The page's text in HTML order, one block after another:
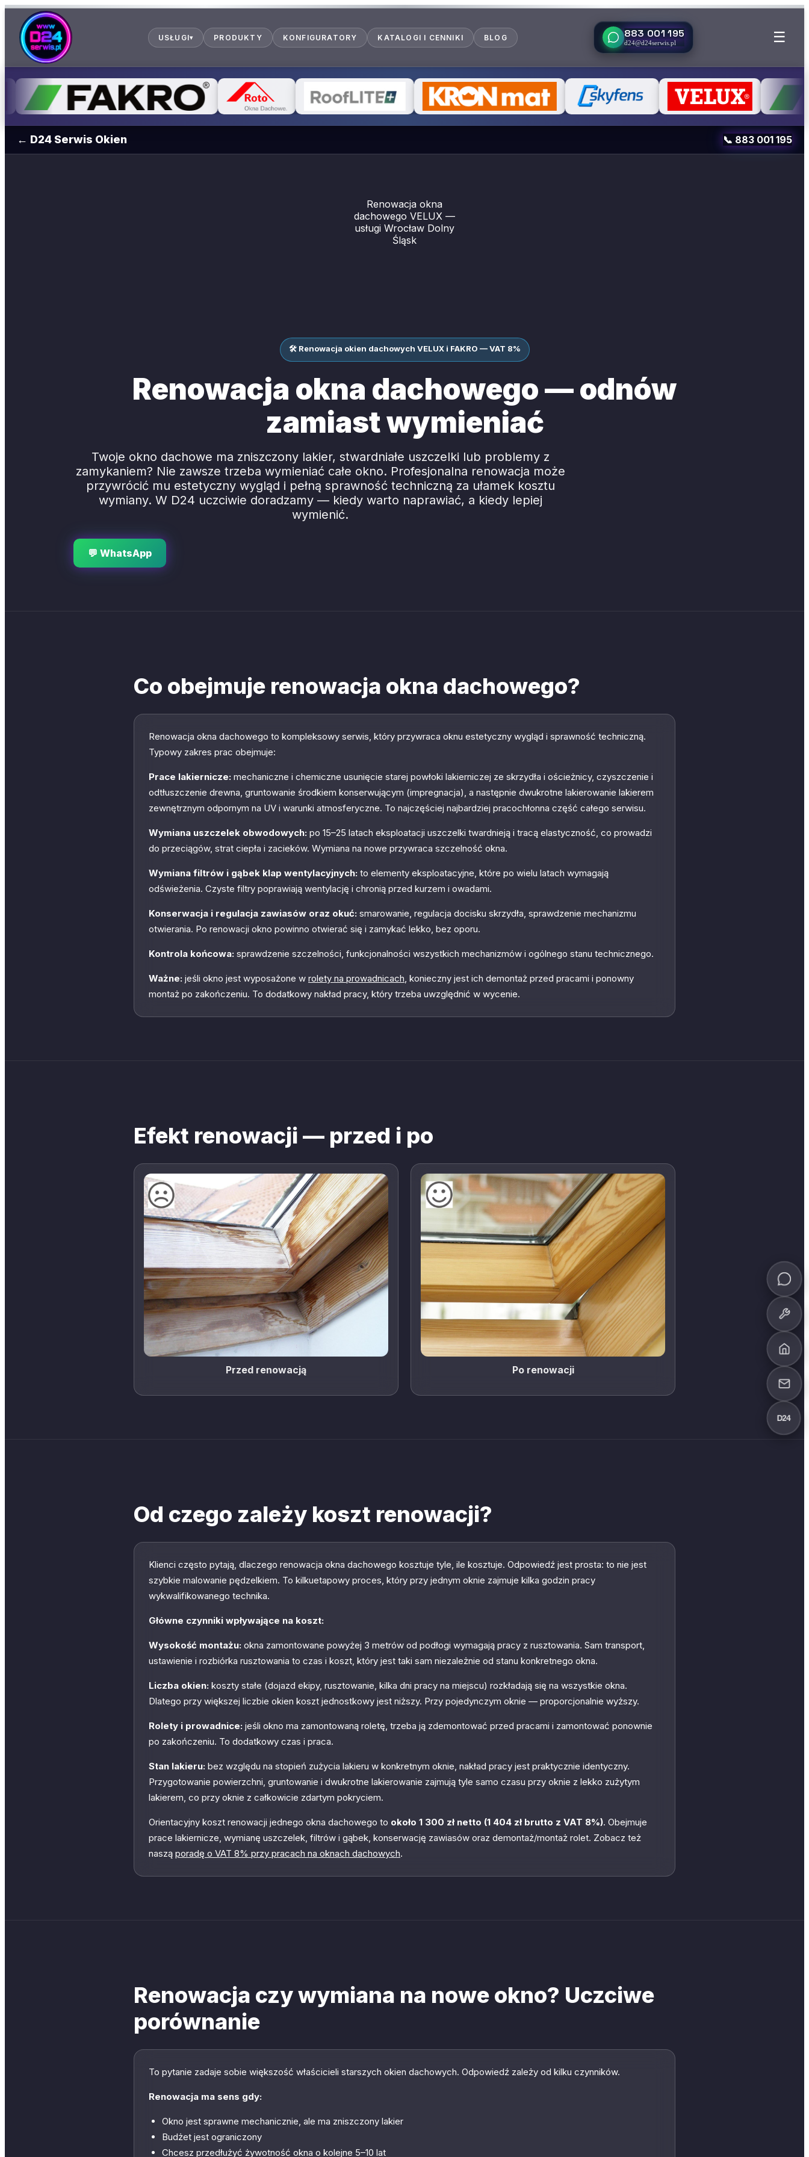
USŁUGI▾ PRODUKTY KONFIGURATORY KATALOGI I CENNIKI BLOG 883 001 195
d24@d24serwis.pl ☰
← D24 Serwis Okien 📞 883 001 195
Renowacja okna
dachowego VELUX —
usługi Wrocław Dolny
Śląsk
🛠 Renowacja okien dachowych VELUX i FAKRO — VAT 8%
Renowacja okna dachowego — odnów
zamiast wymieniać
Twoje okno dachowe ma zniszczony lakier, stwardniałe uszczelki lub problemy z
zamykaniem? Nie zawsze trzeba wymieniać całe okno. Profesjonalna renowacja może
przywrócić mu estetyczny wygląd i pełną sprawność techniczną za ułamek kosztu
wymiany. W D24 uczciwie doradzamy — kiedy warto naprawiać, a kiedy lepiej
wymienić.
💬 WhatsApp
Co obejmuje renowacja okna dachowego?
Renowacja okna dachowego to kompleksowy serwis, który przywraca oknu estetyczny wygląd i sprawność techniczną.
Typowy zakres prac obejmuje:
Prace lakiernicze: mechaniczne i chemiczne usunięcie starej powłoki lakierniczej ze skrzydła i ościeżnicy, czyszczenie i
odtłuszczenie drewna, gruntowanie środkiem konserwującym (impregnacja), a następnie dwukrotne lakierowanie lakierem
zewnętrznym odpornym na UV i warunki atmosferyczne. To najczęściej najbardziej pracochłonna część całego serwisu.
Wymiana uszczelek obwodowych: po 15–25 latach eksploatacji uszczelki twardnieją i tracą elastyczność, co prowadzi
do przeciągów, strat ciepła i zacieków. Wymiana na nowe przywraca szczelność okna.
Wymiana filtrów i gąbek klap wentylacyjnych: to elementy eksploatacyjne, które po wielu latach wymagają
odświeżenia. Czyste filtry poprawiają wentylację i chronią przed kurzem i owadami.
Konserwacja i regulacja zawiasów oraz okuć: smarowanie, regulacja docisku skrzydła, sprawdzenie mechanizmu
otwierania. Po renowacji okno powinno otwierać się i zamykać lekko, bez oporu.
Kontrola końcowa: sprawdzenie szczelności, funkcjonalności wszystkich mechanizmów i ogólnego stanu technicznego.
Ważne: jeśli okno jest wyposażone w rolety na prowadnicach, konieczny jest ich demontaż przed pracami i ponowny
montaż po zakończeniu. To dodatkowy nakład pracy, który trzeba uwzględnić w wycenie.
Efekt renowacji — przed i po
Przed renowacją Po renowacji
Od czego zależy koszt renowacji?
Klienci często pytają, dlaczego renowacja okna dachowego kosztuje tyle, ile kosztuje. Odpowiedź jest prosta: to nie jest
szybkie malowanie pędzelkiem. To kilkuetapowy proces, który przy jednym oknie zajmuje kilka godzin pracy
wykwalifikowanego technika.
Główne czynniki wpływające na koszt:
Wysokość montażu: okna zamontowane powyżej 3 metrów od podłogi wymagają pracy z rusztowania. Sam transport,
ustawienie i rozbiórka rusztowania to czas i koszt, który jest taki sam niezależnie od stanu konkretnego okna.
Liczba okien: koszty stałe (dojazd ekipy, rusztowanie, kilka dni pracy na miejscu) rozkładają się na wszystkie okna.
Dlatego przy większej liczbie okien koszt jednostkowy jest niższy. Przy pojedynczym oknie — proporcjonalnie wyższy.
Rolety i prowadnice: jeśli okno ma zamontowaną roletę, trzeba ją zdemontować przed pracami i zamontować ponownie
po zakończeniu. To dodatkowy czas i praca.
Stan lakieru: bez względu na stopień zużycia lakieru w konkretnym oknie, nakład pracy jest praktycznie identyczny.
Przygotowanie powierzchni, gruntowanie i dwukrotne lakierowanie zajmują tyle samo czasu przy oknie z lekko zużytym
lakierem, co przy oknie z całkowicie zdartym pokryciem.
Orientacyjny koszt renowacji jednego okna dachowego to około 1 300 zł netto (1 404 zł brutto z VAT 8%). Obejmuje
prace lakiernicze, wymianę uszczelek, filtrów i gąbek, konserwację zawiasów oraz demontaż/montaż rolet. Zobacz też
naszą poradę o VAT 8% przy pracach na oknach dachowych.
Renowacja czy wymiana na nowe okno? Uczciwe
porównanie
To pytanie zadaje sobie większość właścicieli starszych okien dachowych. Odpowiedź zależy od kilku czynników.
Renowacja ma sens gdy:
Okno jest sprawne mechanicznie, ale ma zniszczony lakier
Budżet jest ograniczony
Chcesz przedłużyć żywotność okna o kolejne 5–10 lat
D24